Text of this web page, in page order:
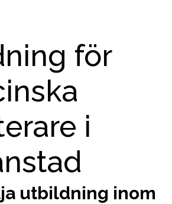
för
i
utbildning inom